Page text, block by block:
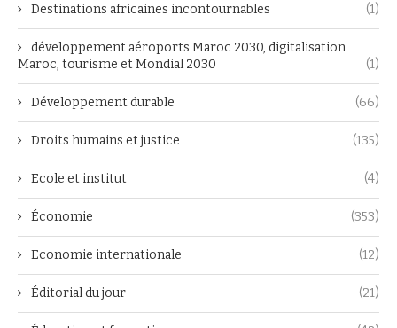
Destinations africaines incontournables (1)
développement aéroports Maroc 2030, digitalisation
Maroc, tourisme et Mondial 2030
(1)
Développement durable (66)
Droits humains et justice (135)
Ecole et institut (4)
Économie (353)
Economie internationale (12)
Éditorial du jour (21)